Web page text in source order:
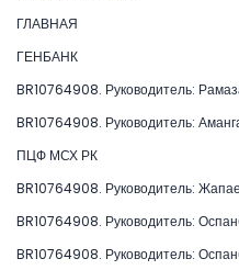
ГЛАВНАЯ
ГЕНБАНК
BR10764908. Руководитель:
BR10764908. Руководитель:
ПЦФ МСХ РК
BR10764908. Руководитель:
BR10764908. Руководитель:
BR10764908. Руководитель: